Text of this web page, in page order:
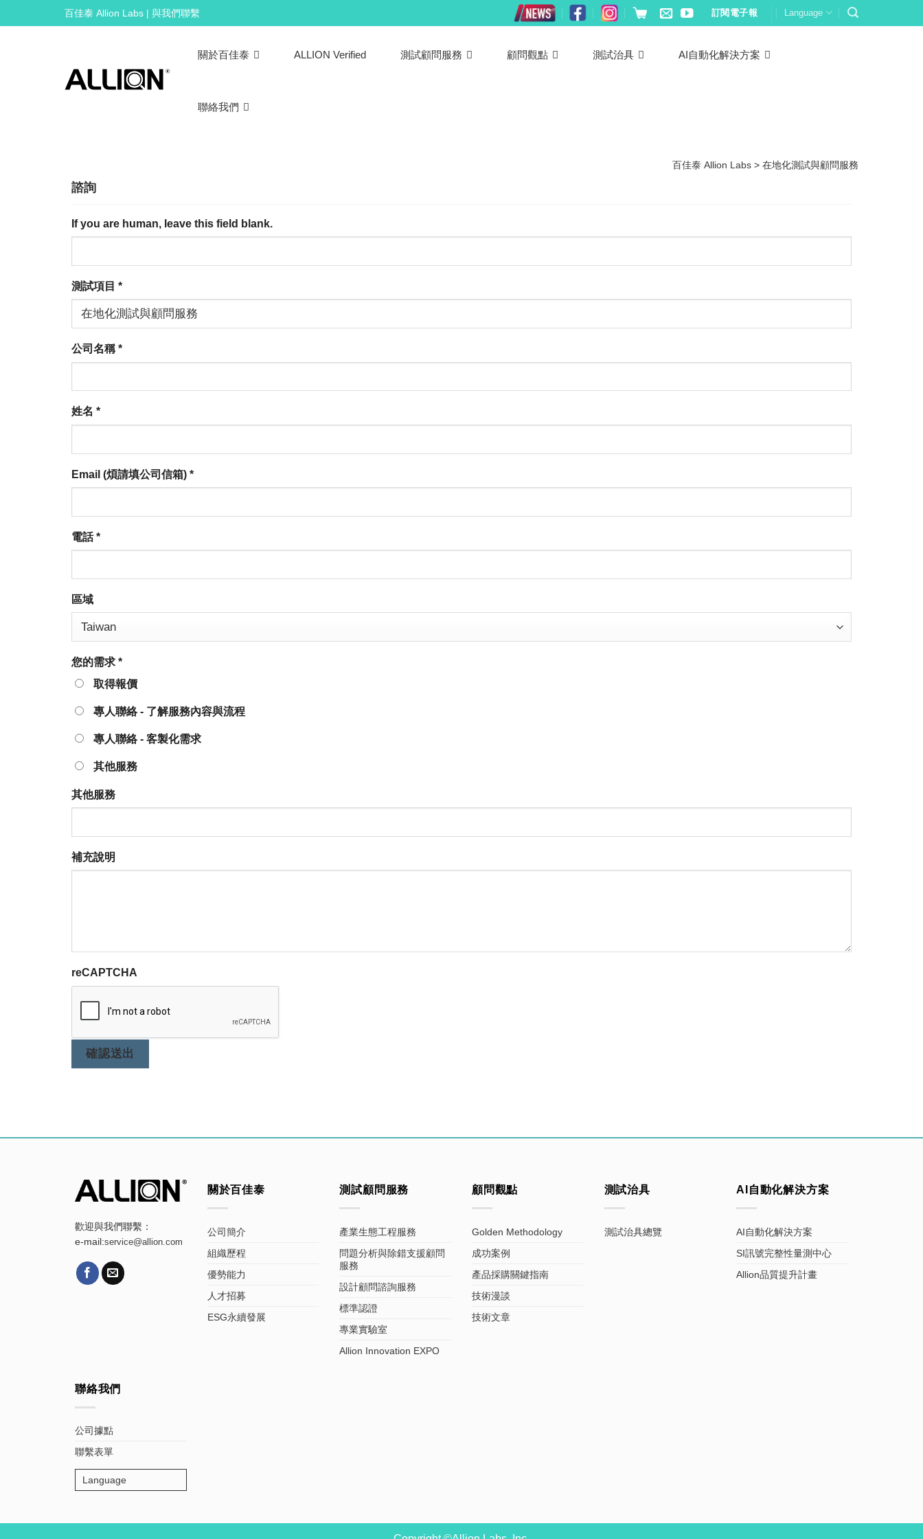
to
百佳泰 Allion Labs | 與我們聯繫 訂閱電子報 Language
關於百佳泰 ALLION Verified 測試顧問服務 顧問觀點 測試治具 AI自動化解決方案
聯絡我們
百佳泰 Allion Labs> 在地化測試與顧問服務
諮詢
If you are human, leave this field blank.
測試項目 *
公司名稱*
姓名 *
Email (煩請填公司信箱) *
電話*
區域
您的需求 *
取得報價
專人聯絡 - 了解服務內容與流程
專人聯絡 - 客製化需求
其他服務
其他服務
補充說明
reCAPTCHA
確認送出
歡迎與我們聯繫：
e-mail:service@allion.com
關於百佳泰
公司簡介
組織歷程
優勢能力
人才招募
ESG永續發展
測試顧問服務
產業生態工程服務
問題分析與除錯支援顧問
服務
設計顧問諮詢服務
標準認證
專業實驗室
Allion Innovation EXPO
顧問觀點
Golden Methodology
成功案例
產品採購關鍵指南
技術漫談
技術文章
測試治具
測試治具總覽
AI自動化解決方案
AI自動化解決方案
SI訊號完整性量測中心
Allion品質提升計畫
聯絡我們
公司據點
聯繫表單
Language